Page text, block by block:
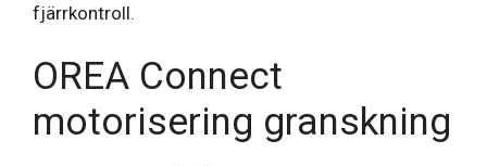
fjärrkontroll.
OREA Connect
motorisering granskning